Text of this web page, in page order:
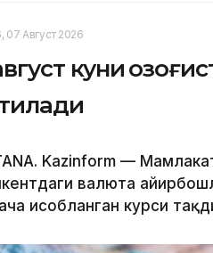
07 Август 2026
куни
Kazinform —
валюта
ҳисобланган курси